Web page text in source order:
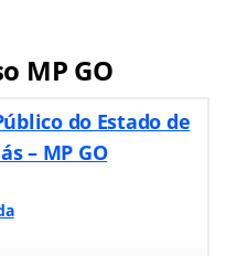
MP GO
do Estado de
– MP GO